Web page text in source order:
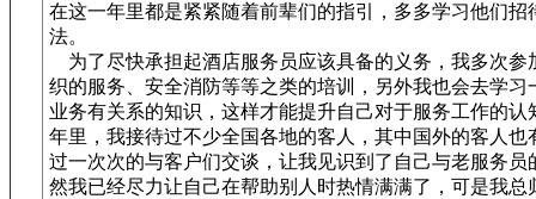
在这一年里都是紧紧随着前辈们的指引，多多学习他们招
法。
为了尽快承担起酒店服务员应该具备的义务，我多次参
织的服务、安全消防等等之类的培训，另外我也会去学习
业务有关系的知识，这样才能提升自己对于服务工作的认
年里，我接待过不少全国各地的客人，其中国外的客人也
过一次次的与客户们交谈，让我见识到了自己与老服务员
然我已经尽力让自己在帮助别人时热情满满了，可是我总